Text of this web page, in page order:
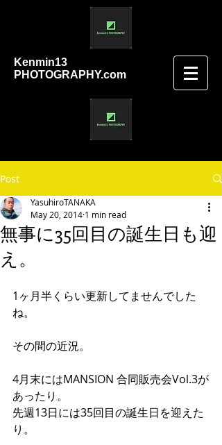
Kenmin13
PHOTOGRAPHY.com
Post
無事に35回目の誕生日も迎
え。
YasuhiroTANAKA
May 20, 2014 1 min read
1ヶ月半くらい更新してませんでした
ね。
その間の近況。
4月末にはMANSION 合同販売会Vol.3が
あったり。
先週13日には35回目の誕生日を迎えた
り。